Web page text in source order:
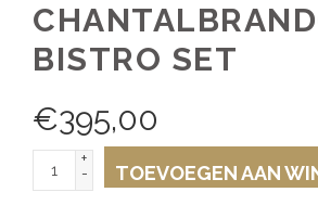
BISTRO SET
€395,00
+
-
TOEVOEGEN AAN